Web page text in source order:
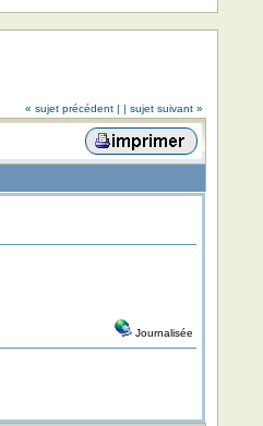
« sujet précédent | | sujet suivant »
Journalisée